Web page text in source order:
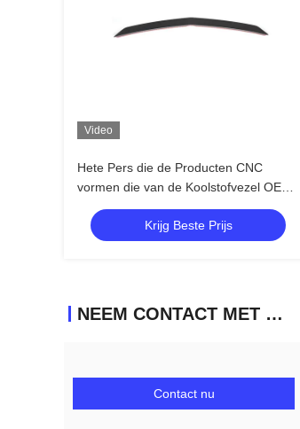
Video
Hete Pers die de Producten CNC
vormen die van de Koolstofvezel OEM
Ontwerp snijden
Krijg Beste Prijs
NEEM CONTACT MET ONS OP
Contact nu